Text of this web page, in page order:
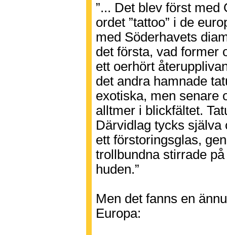
”... Det blev först
ordet ”tattoo” i de
med Söderhavets
det första, vad former
ett oerhört
det andra hamnade
exotiska, men senare
alltmer i blickfältet.
Därvidlag tycks själva
ett förstoringsglas,
trollbundna stirrade
huden.”
Men det fanns en
Europa: